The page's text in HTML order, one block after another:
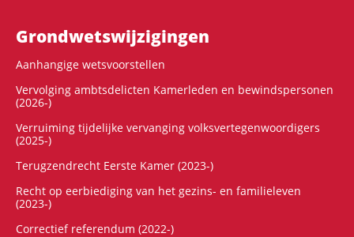
Grondwets­wijzigingen
Aanhangige wetsvoorstellen
Vervolging ambtsdelicten Kamerleden en bewindspersonen
(2026-)
Verruiming tijdelijke vervanging volksvertegenwoordigers
(2025-)
Terugzendrecht Eerste Kamer (2023-)
Recht op eerbiediging van het gezins- en familieleven
(2023-)
Correctief referendum (2022-)